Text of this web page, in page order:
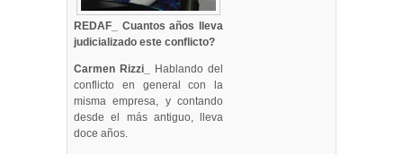
REDAF_ Cuantos años lleva
judicializado este conflicto?
Carmen Rizzi_
Hablando del
conflicto en general con la
misma empresa, y contando
desde el más antiguo, lleva
doce años.